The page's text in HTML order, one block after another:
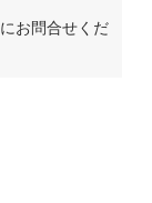
お問合せくだ